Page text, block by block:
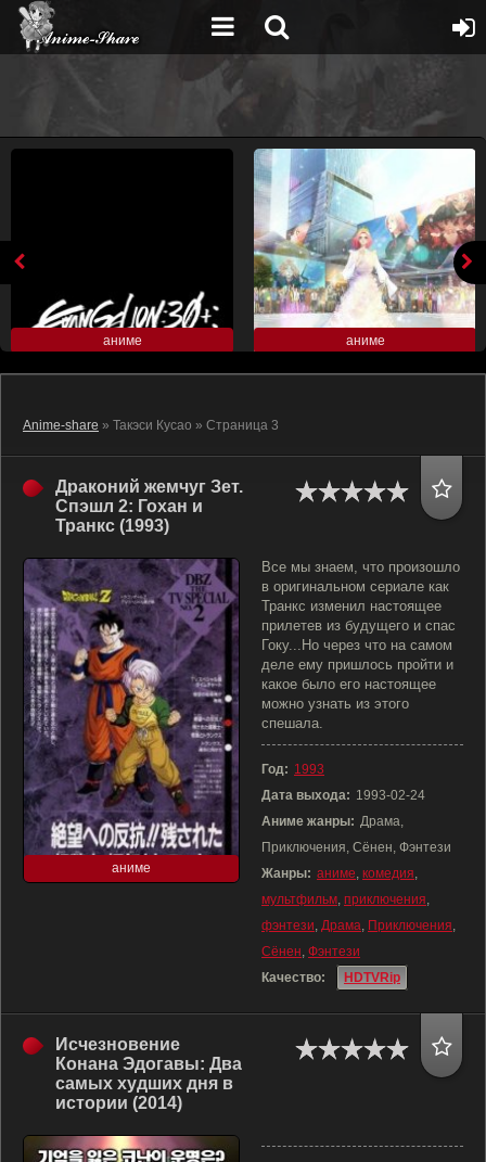
аниме аниме
Anime-share » Такэси Кусао » Страница 3
Драконий жемчуг Зет.
Спэшл 2: Гохан и
Транкс (1993)
аниме
Все мы знаем, что произошло
в оригинальном сериале как
Транкс изменил настоящее
прилетев из будущего и спас
Гоку...Но через что на самом
деле ему пришлось пройти и
какое было его настоящее
можно узнать из этого
спешала.
Год: 1993
Дата выхода: 1993-02-24
Аниме жанры: Драма,
Приключения, Сёнен, Фэнтези
Жанры: аниме, комедия,
мультфильм, приключения,
фэнтези, Драма, Приключения,
Сёнен, Фэнтези
Качество:
HDTVRip
Исчезновение
Конана Эдогавы: Два
самых худших дня в
истории (2014)